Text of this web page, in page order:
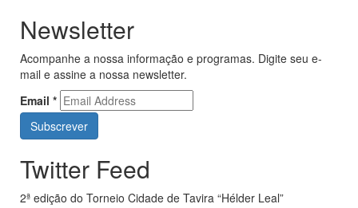
Newsletter
Acompanhe a nossa informação e programas. Digite seu e-
mail e assine a nossa newsletter.
Email *
Twitter Feed
2ª edição do Torneio Cidade de Tavira “Hélder Leal”